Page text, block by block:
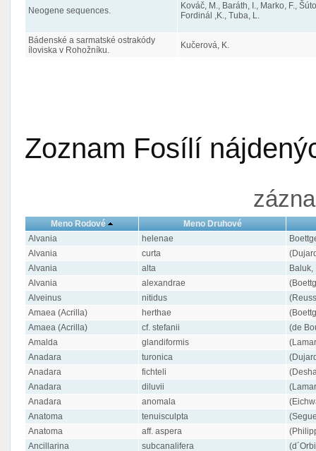
Neogene sequences.
Kováč, M., Baráth, I., Marko, F.,
Fordinál ,K., Tuba, L.
Bádenské a sarmatské ostrakódy
íloviska v Rohožníku.
Kučerová, K.
Zoznam Fosílí
Meno Rodové
Meno Druhové
Alvania
helenae
Alvania
curta
Alvania
alta
Baluk,
Alvania
alexandrae
Alveinus
nitidus
Amaea (Acrilla)
herthae
Amaea (Acrilla)
cf. stefanii
(de
Amalda
glandiformis
Anadara
turonica
Anadara
fichteli
Anadara
diluvii
Anadara
anomala
Anatoma
tenuisculpta
Anatoma
aff. aspera
Ancillarina
subcanalifera